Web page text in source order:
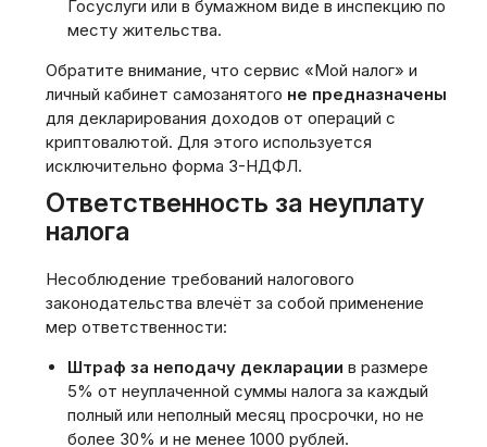
Госуслуги или в бумажном виде в инспекцию по
месту жительства.
Обратите внимание‚ что сервис «Мой налог» и
личный кабинет самозанятого не предназначены
для декларирования доходов от операций с
криптовалютой. Для этого используется
исключительно форма 3-НДФЛ.
Ответственность за неуплату
налога
Несоблюдение требований налогового
законодательства влечёт за собой применение
мер ответственности:
Штраф за неподачу декларации в размере
5% от неуплаченной суммы налога за каждый
полный или неполный месяц просрочки‚ но не
более 30% и не менее 1000 рублей.